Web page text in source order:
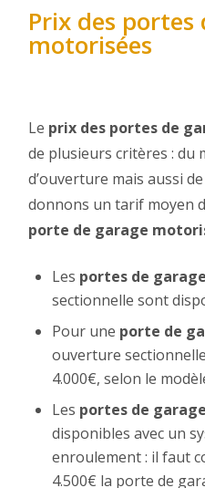
Prix des portes
motorisées
Le prix des portes de
de plusieurs critères : du
d’ouverture mais aussi
donnons un tarif moyen
porte de garage
Les portes de
sectionnelle sont
Pour une porte de
ouverture
4.000€, selon le
Les portes de
disponibles avec un
enroulement : il faut
4.500€ la porte de